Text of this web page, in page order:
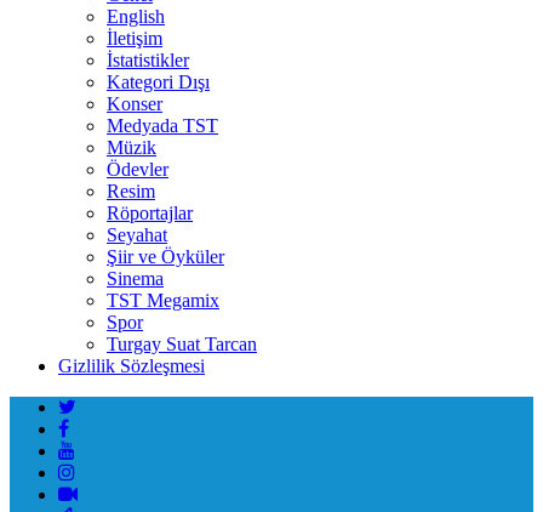
English
İletişim
İstatistikler
Kategori Dışı
Konser
Medyada TST
Müzik
Ödevler
Resim
Röportajlar
Seyahat
Şiir ve Öyküler
Sinema
TST Megamix
Spor
Turgay Suat Tarcan
Gizlilik Sözleşmesi